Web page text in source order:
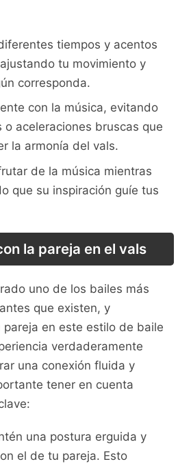
tiempos y acentos
tu movimiento y
corresponda.
con la música, evitando
o aceleraciones bruscas que​
la armonía del vals.
⁤de la música ‍mientras
que su​ inspiración guíe tus
la pareja en el vals
uno de los bailes​ más
que existen, y
en este estilo de‍ baile
verdaderamente⁤
una⁤ conexión fluida y
tener‍ en cuenta
una postura erguida y
el de tu ⁣pareja. Esto